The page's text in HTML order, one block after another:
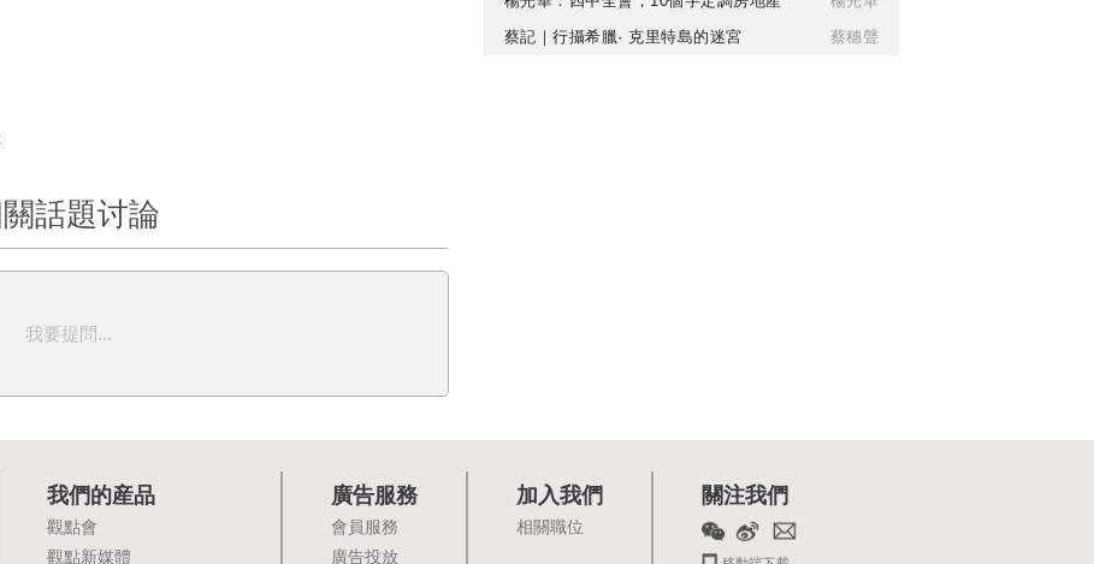
話題讨論
我要提問...
蔡記｜行攝希臘· 克里特島的迷宮
蔡穗聲
我們的産品
觀點會
觀點新媒體
廣告服務
會員服務
廣告投放
加入我們
相關職位
關注我們